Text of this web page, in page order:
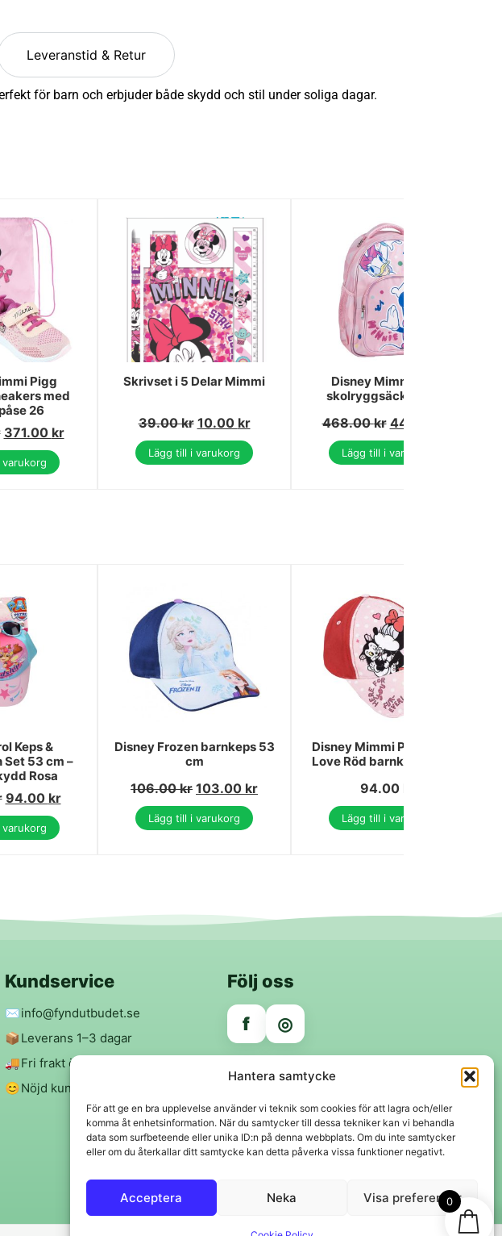
Hantera samtycke
För att ge en bra upplevelse använder vi teknik som cookies för att lagra och/eller
komma åt enhetsinformation. När du samtycker till dessa tekniker kan vi behandla
data som surfbeteende eller unika ID:n på denna webbplats. Om du inte samtycker
eller om du återkallar ditt samtycke kan detta påverka vissa funktioner negativt.
Acceptera Neka Visa preferenser
Leveranstid & Retur
för barn och erbjuder både skydd och stil under soliga dagar.
Pigg
med
26
371.00 kr
Skrivset i 5 Delar Mimmi
39.00kr 10.00 kr
Lägg till i varukorg
Disney Mimmi Pigg
skolryggsäck, 42 cm
468.00kr 445.00
Lägg till i varukorg
Keps &
53 cm –
Rosa
94.00 kr
Disney Frozen barnkeps 53
cm
106.00kr 103.00 kr
Lägg till i varukorg
Disney Mimmi Pigg All My
Love Röd barnkeps 52 cm
94.00
Lägg till i varukorg
Kundservice
✉️info@fyndutbudet.se
📦 Leverans 1–3 dagar
🚚Fri frakt över 299 kr
😊Nöjd kund-garanti
Följ oss
f ◎
Trygga betalningar
Klarna VISA Mastercard Swish
0